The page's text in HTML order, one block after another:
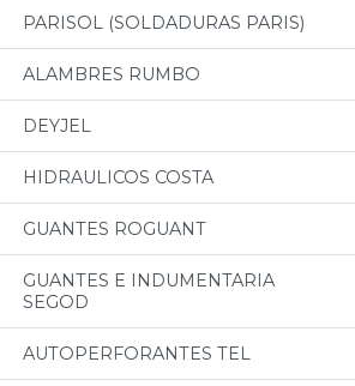
PARISOL (SOLDADURAS PARIS)
ALAMBRES RUMBO
DEYJEL
HIDRAULICOS COSTA
GUANTES ROGUANT
GUANTES E INDUMENTARIA
SEGOD
AUTOPERFORANTES TEL